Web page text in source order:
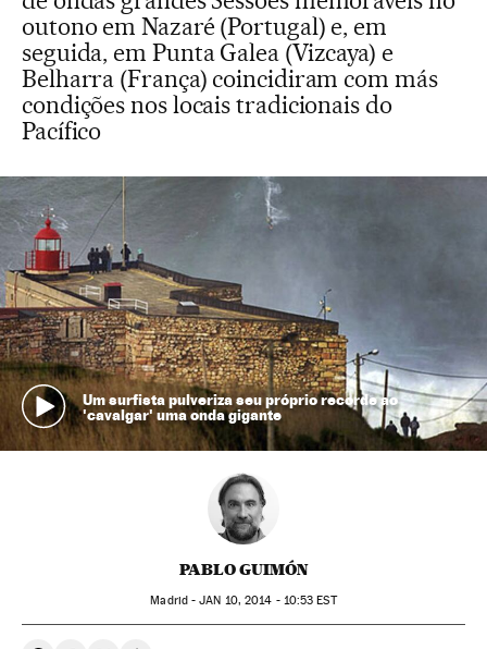
outono em Nazaré (Portugal) e, em
seguida, em Punta Galea (Vizcaya) e
Belharra (França) coincidiram com más
condições nos locais tradicionais do
Pacífico
Um surfista pulveriza seu próprio recorde ao
'cavalgar' uma onda gigante
PABLO GUIMÓN
Madrid -JAN 10, 2014 - 10:53 EST